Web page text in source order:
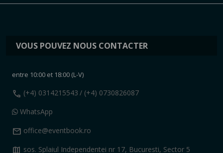
VOUS POUVEZ NOUS CONTACTER
entre 10:00 et 18:00 (L-V)
call (+4) 0314215543 / (+4) 0730826087
WhatsApp
mail office@eventbook.ro
map sos. Splaiul Independentei nr 17, Bucuresti, Sector 5